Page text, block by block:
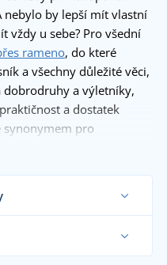
nebylo by lepší mít vlastní
vždy u sebe? Pro všední
rameno, do které
a všechny důležité věci,
dobrodruhy a výletníky,
a dostatek
synonymem pro
reklamním agenturám,
i koncovým zákazníkům